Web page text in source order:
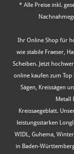
* Alle Preise inkl.
Ihr Online Shop für
wie stabile Fraeser,
Scheiben. Jetzt
online kaufen zum
Sägen, Kreissägen
Metall
Kreissaegeblatt.
leistungsstarken
WIDL, Guhema,
in Baden-